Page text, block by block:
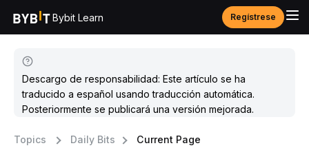
Bybit Learn Regístrese
Descargo de responsabilidad: Este artículo se ha
traducido a español usando traducción automática.
Posteriormente se publicará una versión mejorada.
Topics Daily Bits Current Page